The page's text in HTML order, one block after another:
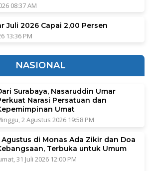
08:37 AM
Juli 2026 Capai 2,00 Persen
13:36 PM
NASIONAL
Surabaya, Nasaruddin Umar
Narasi Persatuan dan
Umat
2 Agustus 2026 19:58 PM
Agustus di Monas Ada Zikir dan Doa
Terbuka untuk Umum
31 Juli 2026 12:00 PM